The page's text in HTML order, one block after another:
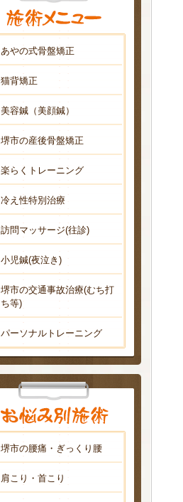
あやの式骨盤矯正
猫背矯正
美容鍼（美顔鍼）
堺市の産後骨盤矯正
楽らくトレーニング
冷え性特別治療
訪問マッサージ(往診)
小児鍼(夜泣き)
堺市の交通事故治療(むち打
ち等)
パーソナルトレーニング
堺市の腰痛・ぎっくり腰
肩こり・首こり